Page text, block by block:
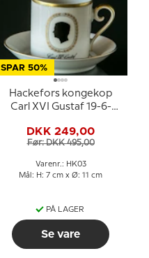
SPAR 50%
Hackefors kongekop
Carl XVI Gustaf 19-6-
DKK 249,00
Før: DKK 495,00
Varenr.: HK03
Mål: H: 7 cm x Ø: 11 cm
PÅ LAGER
Se vare